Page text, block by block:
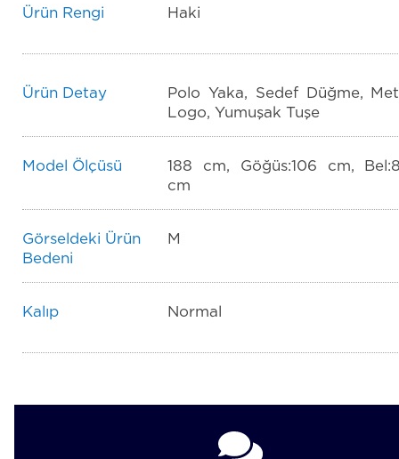
Ürün Rengi Haki
Ürün Detay
Polo Yaka, Sedef Düğme,
Logo, Yumuşak Tuşe
Model Ölçüsü
188 cm, Göğüs:106 cm,
cm
Görseldeki Ürün
Bedeni
M
Kalıp Normal